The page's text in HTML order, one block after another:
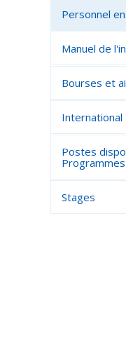
Personnel
Manuel de
Bourses et
International
Postes
Stages